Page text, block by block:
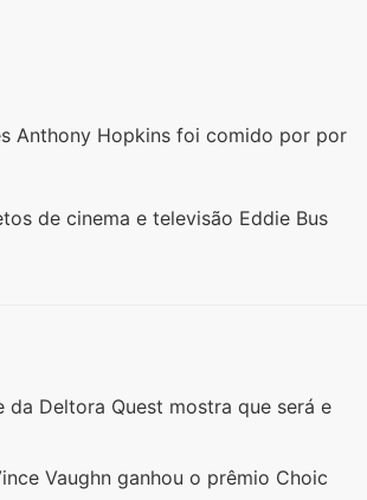
Anthony Hopkins foi comido por por
de cinema e televisão Eddie Bus
da Deltora Quest mostra que será e
Vaughn ganhou o prêmio Choic